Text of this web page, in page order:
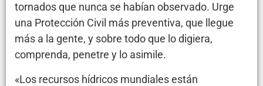
tornados que nunca se habían observado. Urge
una Protección Civil más preventiva, que llegue
más a la gente, y sobre todo que lo digiera,
comprenda, penetre y lo asimile.
«Los recursos hídricos mundiales están